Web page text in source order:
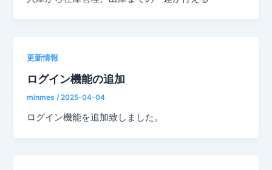
更新情報
ログイン機能の追加
minmes/2025-04-04
ログイン機能を追加致しました。